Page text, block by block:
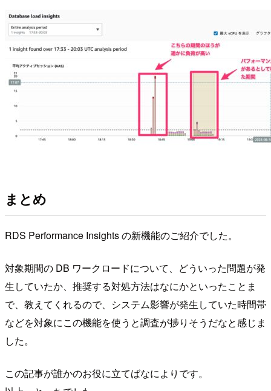
まとめ
RDS Performance Insights の新機能のご紹介でした。
対象期間の DB ワークロードについて、どういった問題が発
生していたか、推奨する対処方法はなにかといったことま
で、教えてくれるので、システム影響が発生していた時間帯
などを対象にこの機能を使うと調査が捗りそうだなと感じま
した。
この記事が誰かのお役に立てばなによりです。